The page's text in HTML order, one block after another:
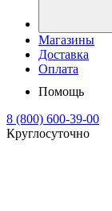
Магазины
Доставка
Оплата
Помощь
8 (800) 600-39-00
Круглосуточно